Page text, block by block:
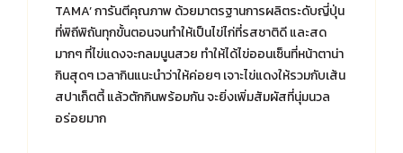
TAMA’ การันตีคุณภาพ ด้วยมาตรฐานการผลิตระดับญี่ปุ่น
ที่พิถีพิถันทุกขั้นตอนจนทำให้เป็นไข่ไก่ที่รสชาติดี และสด
มากๆ ที่ไข่แดงจะกลมนูนสวย ทำให้ได้ไข่ออนเซ็นที่หน้าตาน่า
กินสุดๆ เวลากินแนะนำว่าให้ค่อยๆ เจาะไข่แดงให้รวมกับเส้น
สปาเก็ตตี้ แล้วตักกินพร้อมกัน จะยิ่งเพิ่มสัมผัสที่นุ่มนวล
อร่อยมาก